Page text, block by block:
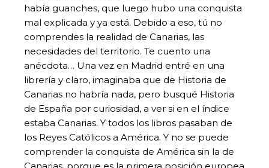
había guanches, que luego hubo una conquista
mal explicada y ya está. Debido a eso, tú no
comprendes la realidad de Canarias, las
necesidades del territorio. Te cuento una
anécdota… Una vez en Madrid entré en una
librería y claro, imaginaba que de Historia de
Canarias no habría nada, pero busqué Historia
de España por curiosidad, a ver si en el índice
estaba Canarias. Y todos los libros pasaban de
los Reyes Católicos a América. Y no se puede
comprender la conquista de América sin la de
Canarias, porque es la primera posición europea